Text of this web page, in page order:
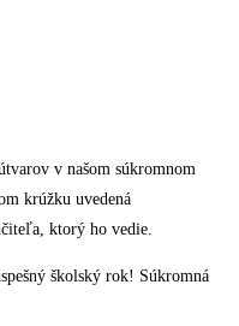
v našom súkromnom
krúžku uvedená
ktorý ho vedie.
školský rok! Súkromná